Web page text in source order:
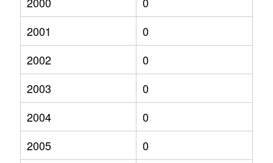
2001
0
2002
0
2003
0
2004
0
2005
0